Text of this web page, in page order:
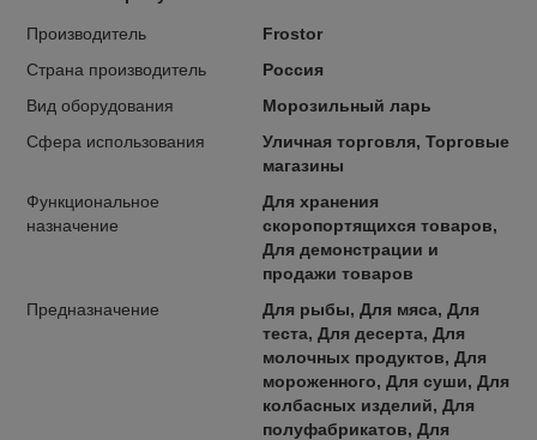
Производитель
Frostor
Страна производитель
Россия
Вид оборудования
Морозильный ларь
Сфера использования
Уличная торговля, Торговые
магазины
Функциональное
назначение
Для хранения
скоропортящихся товаров,
Для демонстрации и
продажи товаров
Предназначение
Для рыбы, Для мяса, Для
теста, Для десерта, Для
молочных продуктов, Для
мороженного, Для суши, Для
колбасных изделий, Для
полуфабрикатов, Для